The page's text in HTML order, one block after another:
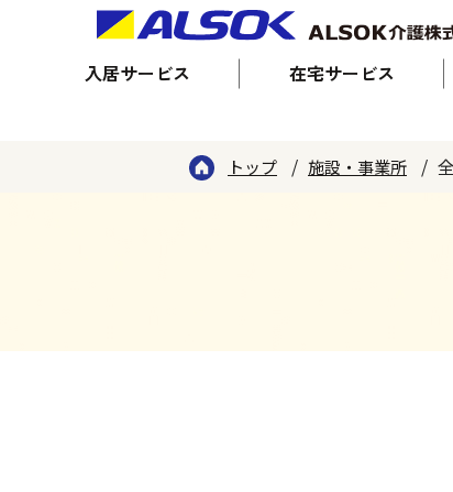
入居サービス 在宅サービス
トップ 施設・事業所